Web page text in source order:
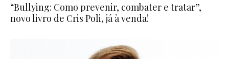
“Bullying: Como prevenir, combater e tratar”,
novo livro de Cris Poli, já à venda!